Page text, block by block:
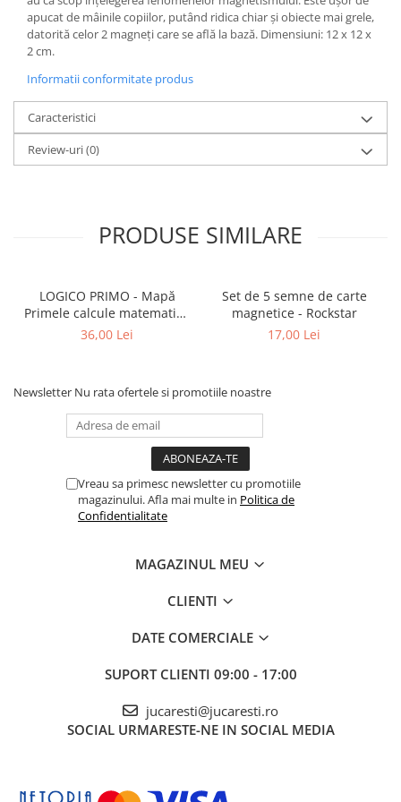
apucat de mâinile copiilor, putând ridica chiar și obiecte mai grele,
datorită celor 2 magneți care se află la bază. Dimensiuni: 12 x 12 x
2 cm.
Informatii conformitate produs
Caracteristici
Review-uri(0)
PRODUSE SIMILARE
LOGICO PRIMO - Mapă
Primele calcule matematice
cu imagini (5+)
36,00 Lei
Set de 5 semne de carte
magnetice - Rockstar
17,00 Lei
Newsletter Nu rata ofertele si promotiile noastre
Vreau sa primesc newsletter cu promotiile
magazinului. Afla mai multe in Politica de
Confidentialitate
MAGAZINUL MEU
CLIENTI
DATE COMERCIALE
SUPORT CLIENTI 09:00 - 17:00
jucaresti@jucaresti.ro
SOCIAL URMARESTE-NE IN SOCIAL MEDIA